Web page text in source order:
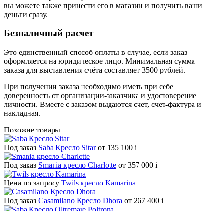
вы можете также принести его в магазин и получить ваши
деньги сразу.
Безналичный расчет
Это единственный способ оплаты в случае, если заказ
оформляется на юридическое лицо. Минимальная сумма
заказа для выставления счёта составляет 3500 рублей.
При получении заказа необходимо иметь при себе
доверенность от организации-заказчика и удостоверение
личности. Вместе с заказом выдаются счет, счет-фактура и
накладная.
Похожие товары
Под заказ Saba Кресло Sitar от 135 100 i
Под заказ Smania кресло Charlotte от 357 000 i
Цена по запросу Twils кресло Kamarina
Под заказ Casamilano Кресло Dhora от 267 400 i